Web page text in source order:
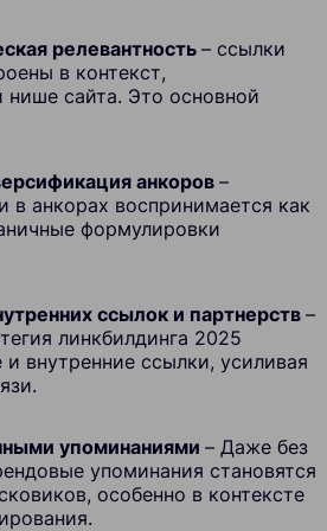
релевантность – ссылки
в контекст,
сайта. Это основной
анкоров –
в анкорах воспринимается как
формулировки
ссылок и партнерств –
линкбилдинга 2025
внутренние ссылки, усиливая
упоминаниями – Даже без
упоминания становятся
особенно в контексте